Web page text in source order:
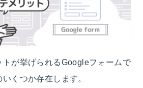
トが挙げられるGoogleフォームで
くつか存在します。